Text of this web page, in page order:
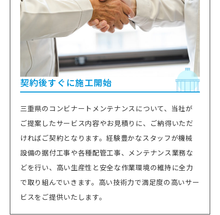
契約後すぐに施工開始
三重県のコンビナートメンテナンスについて、当社が
ご提案したサービス内容やお見積りに、ご納得いただ
ければご契約となります。経験豊かなスタッフが機械
設備の据付工事や各種配管工事、メンテナンス業務な
どを行い、高い生産性と安全な作業環境の維持に全力
で取り組んでいきます。高い技術力で満足度の高いサー
ビスをご提供いたします。